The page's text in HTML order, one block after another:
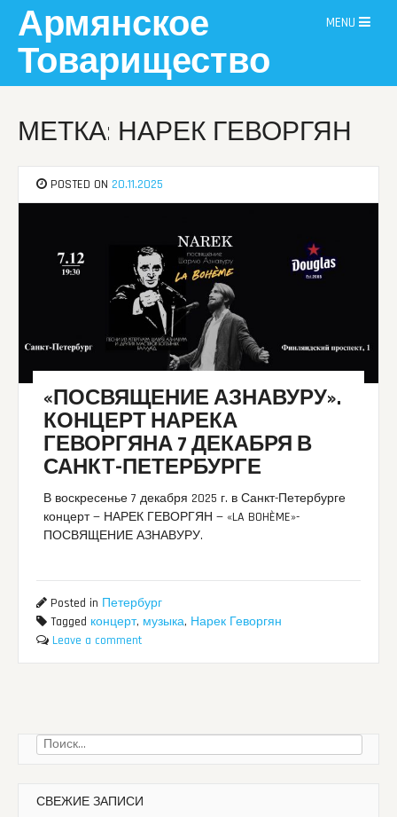
content
Армянское
Товарищество
MENU
МЕТКА: НАРЕК ГЕВОРГЯН
POSTED ON 20.11.2025
«ПОСВЯЩЕНИЕ АЗНАВУРУ».
КОНЦЕРТ НАРЕКА
ГЕВОРГЯНА 7 ДЕКАБРЯ В
САНКТ-ПЕТЕРБУРГЕ
В воскресенье 7 декабря 2025 г. в Санкт-Петербурге
концерт — НАРЕК ГЕВОРГЯН — «LA BOHÈME»-
ПОСВЯЩЕНИЕ АЗНАВУРУ.
Posted in Петербург
Tagged концерт, музыка, Нарек Геворгян
Leave a comment
Найти:
СВЕЖИЕ ЗАПИСИ